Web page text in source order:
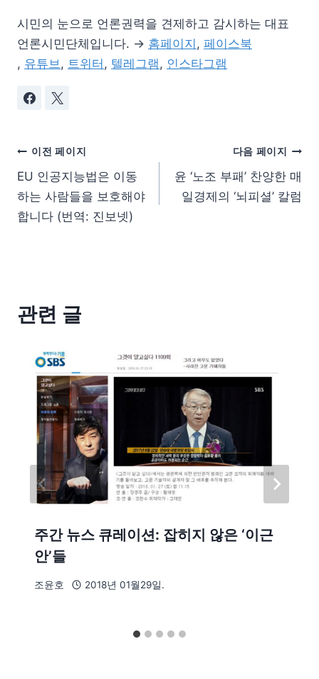
시민의 눈으로 언론권력을 견제하고 감시하는 대표
언론시민단체입니다. → 홈페이지 , 페이스북
, 유튜브, 트위터 , 텔레그램, 인스타그램
이전 페이지
EU 인공지능법은 이동
하는 사람들을 보호해야
합니다 (번역: 진보넷)
다음 페이지
윤 ‘노조 부패’ 찬양한 매
일경제의 ‘뇌피셜’ 칼럼
관련 글
주간 뉴스 큐레이션: 잡히지 않은 ‘이근
안’들
조윤호 2018년 01월29일.